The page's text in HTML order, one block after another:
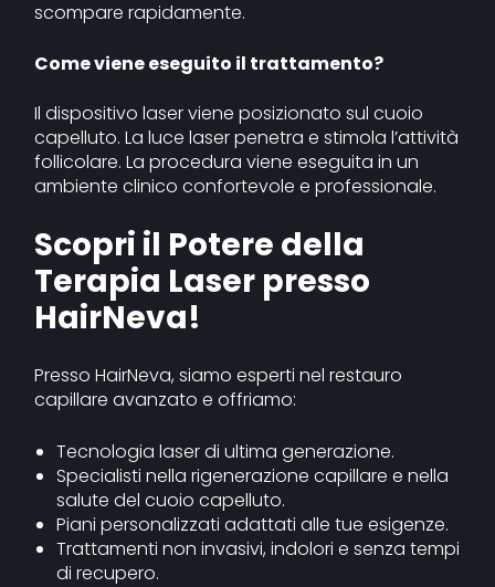
scompare rapidamente.
Come viene eseguito il trattamento?
Il dispositivo laser viene posizionato sul cuoio
capelluto. La luce laser penetra e stimola l’attività
follicolare. La procedura viene eseguita in un
ambiente clinico confortevole e professionale.
Scopri il Potere della
Terapia Laser presso
HairNeva!
Presso HairNeva, siamo esperti nel restauro
capillare avanzato e offriamo:
Tecnologia laser di ultima generazione.
Specialisti nella rigenerazione capillare e nella
salute del cuoio capelluto.
Piani personalizzati adattati alle tue esigenze.
Trattamenti non invasivi, indolori e senza tempi
di recupero.